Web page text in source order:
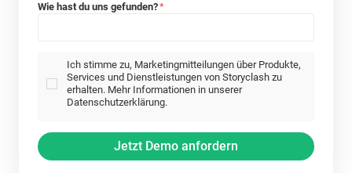
Wie hast du uns gefunden?*
Ich stimme zu, Marketingmitteilungen über Produkte,
Services und Dienstleistungen von Storyclash zu
erhalten. Mehr Informationen in unserer
Datenschutzerklärung.